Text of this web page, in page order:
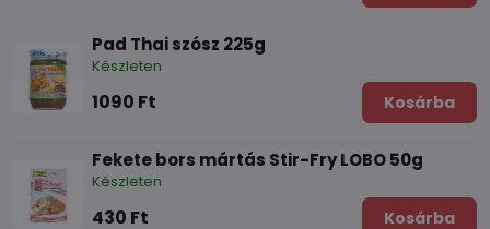
Pad Thai szósz 225g
Készleten
1090 Ft Kosárba
Fekete bors mártás Stir-Fry LOBO 50g
Készleten
430 Ft Kosárba